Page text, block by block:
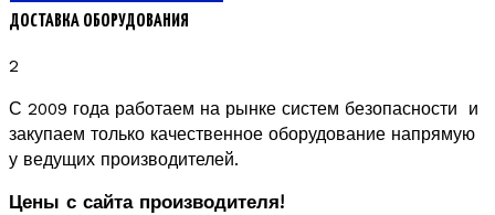
ДОСТАВКА ОБОРУДОВАНИЯ
2
С 2009 года работаем на рынке систем безопасности и
закупаем только качественное оборудование напрямую
у ведущих производителей.
Цены с сайта производителя!